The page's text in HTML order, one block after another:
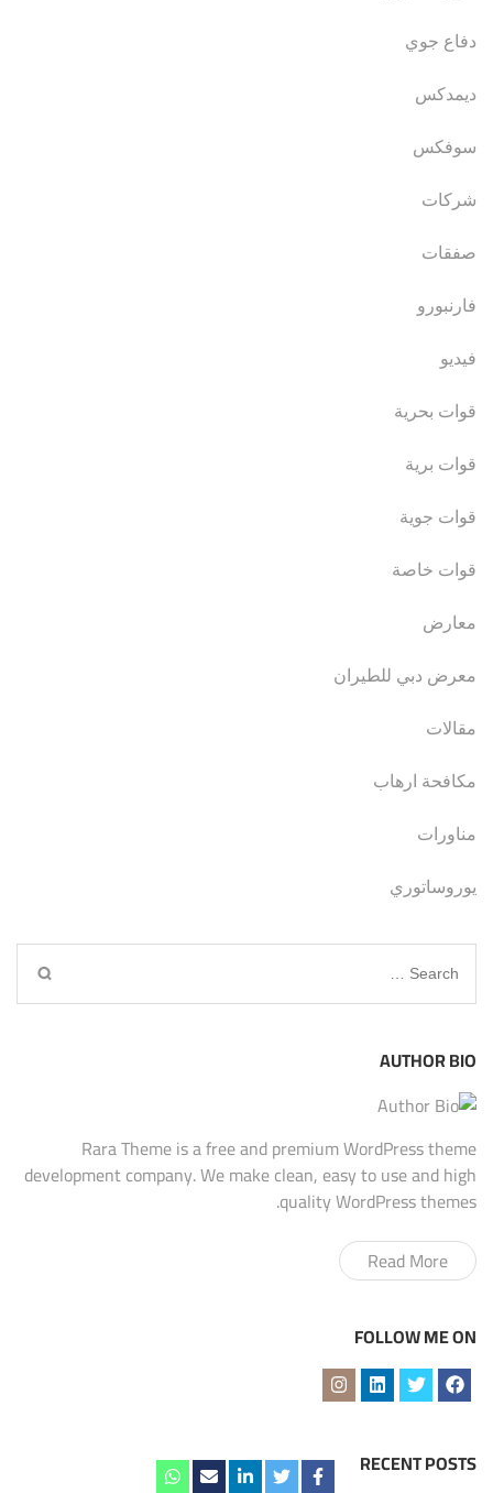
دفاع جوي
ديمدكس
سوفكس
شركات
صفقات
فارنبورو
فيديو
قوات بحرية
قوات برية
قوات جوية
قوات خاصة
معارض
معرض دبي للطيران
مقالات
مكافحة ارهاب
مناورات
يوروساتوري
Search
for:
AUTHOR BIO
Rara Theme is a free and premium WordPress theme
development company. We make clean, easy to use and high
quality WordPress themes.
Read More
FOLLOW ME ON
RECENT POSTS